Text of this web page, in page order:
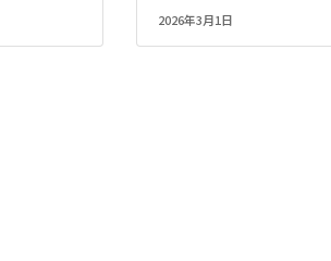
2026年3月1日